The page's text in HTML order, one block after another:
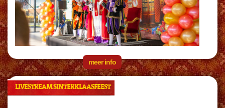
meer info
LIVESTREAM SINTERKLAASFEEST